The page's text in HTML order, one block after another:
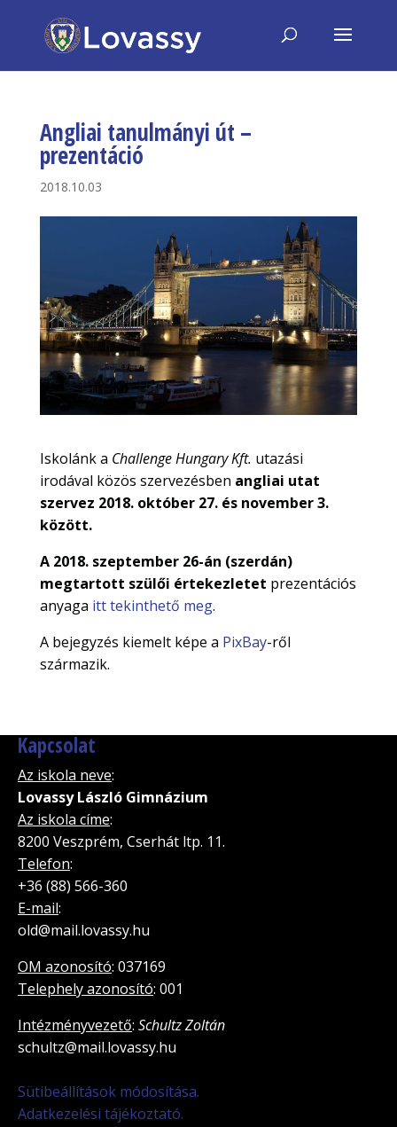
Angliai tanulmányi út –
prezentáció
2018.10.03
Iskolánk a Challenge Hungary Kft. utazási
irodával közös szervezésben angliai utat
szervez 2018. október 27. és november 3.
között.
A 2018. szeptember 26-án (szerdán)
megtartott szülői értekezletet prezentációs
anyaga itt tekinthető meg.
A bejegyzés kiemelt képe a PixBay-ről
származik.
Kapcsolat
Az iskola neve:
Lovassy László Gimnázium
Az iskola címe:
8200 Veszprém, Cserhát ltp. 11.
Telefon:
+36 (88) 566-360
E-mail:
old@mail.lovassy.hu
OM azonosító: 037169
Telephely azonosító: 001
Intézményvezető: Schultz Zoltán
schultz@mail.lovassy.hu
Sütibeállítások módosítása.
Adatkezelési tájékoztató.